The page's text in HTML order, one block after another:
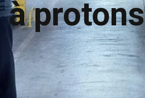
protons